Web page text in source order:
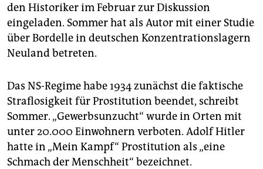
den Historiker im Februar zur Diskussion
eingeladen. Sommer hat als Autor mit einer Studie
über Bordelle in deutschen Konzentrationslagern
Neuland betreten.
Das NS-Regime habe 1934 zunächst die faktische
Straflosigkeit für Prostitution beendet, schreibt
Sommer. „Gewerbsunzucht“ wurde in Orten mit
unter 20.000 Einwohnern verboten. Adolf Hitler
hatte in „Mein Kampf“ Prostitution als „eine
Schmach der Menschheit“ bezeichnet.